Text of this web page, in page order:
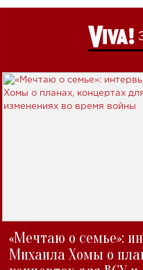
«Мечтаю о семье»:
Михаила Хомы о